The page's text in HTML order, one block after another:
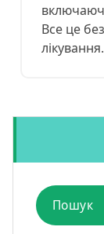
Все це
лікування.
Пошук
для: